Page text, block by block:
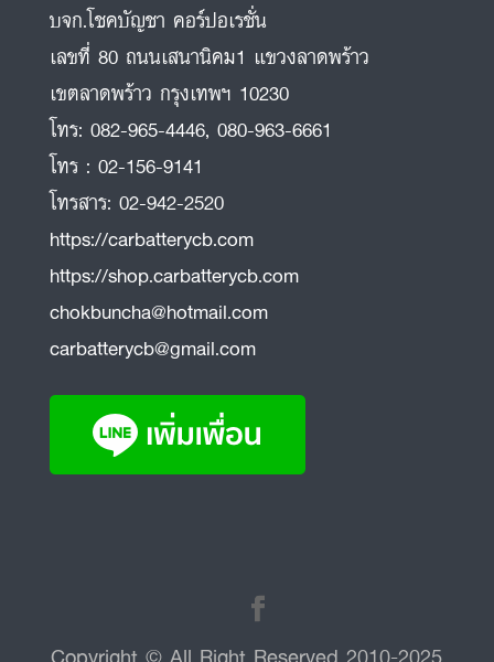
บจก.โชคบัญชา คอร์ปอเรชั่น
เลขที่ 80 ถนนเสนานิคม1 แขวงลาดพร้าว
เขตลาดพร้าว กรุงเทพฯ 10230
โทร: 082-965-4446, 080-963-6661
โทร : 02-156-9141
โทรสาร: 02-942-2520
https://carbatterycb.com
https://shop.carbatterycb.com
chokbuncha@hotmail.com
carbatterycb@gmail.com